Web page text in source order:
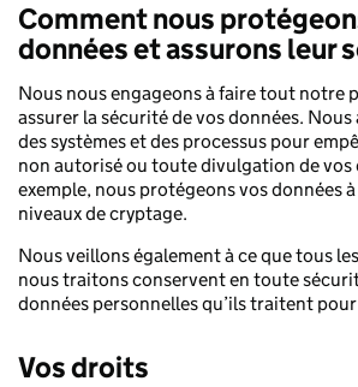
Comment nous
données et assurons leur
Nous nous engageons à faire tout notre
assurer la sécurité de vos données. Nous
des systèmes et des processus pour
non autorisé ou toute divulgation de vos
exemple, nous protégeons vos données
niveaux de cryptage.
Nous veillons également à ce que tous
nous traitons conservent en toute
données personnelles qu’ils traitent
Vos droits